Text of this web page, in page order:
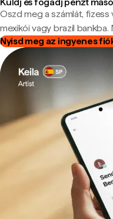
Oszd meg a számlát,
mexikói vagy brazil
Nyisd meg az ingyenes